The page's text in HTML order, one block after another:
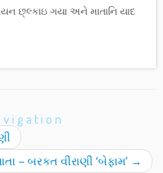
છ્લ્કાઇ ગયા અને માતાનિ યાદ
– બરકત વીરાણી ‘બેફામ’ →